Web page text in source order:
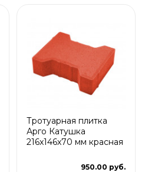
Тротуарная плитка
Арго Катушка
216x146x70 мм красная
950.00 руб.